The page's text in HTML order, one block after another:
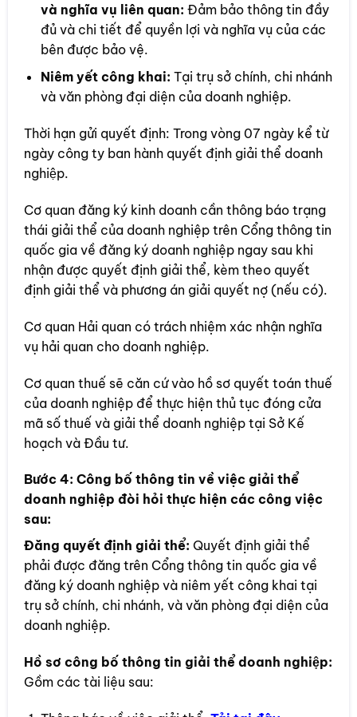
và nghĩa vụ liên quan: Đảm bảo thông tin đầy
đủ và chi tiết để quyền lợi và nghĩa vụ của các
bên được bảo vệ.
Niêm yết công khai: Tại trụ sở chính, chi nhánh
và văn phòng đại diện của doanh nghiệp.
Thời hạn gửi quyết định: Trong vòng 07 ngày kể từ
ngày công ty ban hành quyết định giải thể doanh
nghiệp.
Cơ quan đăng ký kinh doanh cần thông báo trạng
thái giải thể của doanh nghiệp trên Cổng thông tin
quốc gia về đăng ký doanh nghiệp ngay sau khi
nhận được quyết định giải thể, kèm theo quyết
định giải thể và phương án giải quyết nợ (nếu có).
Cơ quan Hải quan có trách nhiệm xác nhận nghĩa
vụ hải quan cho doanh nghiệp.
Cơ quan thuế sẽ căn cứ vào hồ sơ quyết toán thuế
của doanh nghiệp để thực hiện thủ tục đóng cửa
mã số thuế và giải thể doanh nghiệp tại Sở Kế
hoạch và Đầu tư.
Bước 4: Công bố thông tin về việc giải thể
doanh nghiệp đòi hỏi thực hiện các công việc
sau:
Đăng quyết định giải thể: Quyết định giải thể
phải được đăng trên Cổng thông tin quốc gia về
đăng ký doanh nghiệp và niêm yết công khai tại
trụ sở chính, chi nhánh, và văn phòng đại diện của
doanh nghiệp.
Hồ sơ công bố thông tin giải thể doanh nghiệp:
Gồm các tài liệu sau: